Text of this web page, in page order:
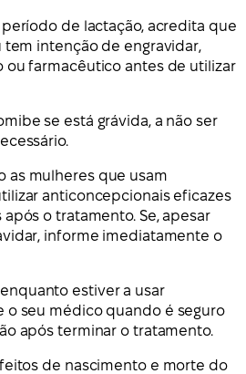
de lactação, acredita que
tem intenção de engravidar,
ou farmacêutico antes de utilizar
se está grávida, a não ser
as mulheres que usam
anticoncepcionais eficazes
o tratamento. Se, apesar
informe imediatamente o
estiver a usar
o seu médico quando é seguro
após terminar o tratamento.
de nascimento e morte do